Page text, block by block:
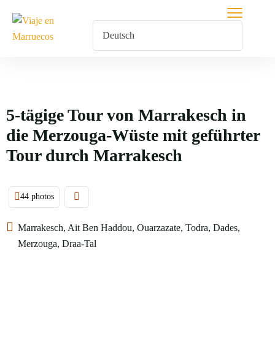
5-tägige Tour von Marrakesch in
die Merzouga-Wüste mit geführter
Tour durch Marrakesch
44 photos
Marrakesch, Ait Ben Haddou, Ouarzazate, Todra, Dades,
Merzouga, Draa-Tal